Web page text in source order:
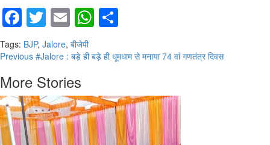
Facebook
Twitter
EmailWhatsApp
Tags: BJP, Jalore, बीजेपी
Continue
Reading
Previous #Jalore : बड़े ही बड़े ही धूमधाम से मनाया 74 वां गणतंत्र दिवस
More Stories